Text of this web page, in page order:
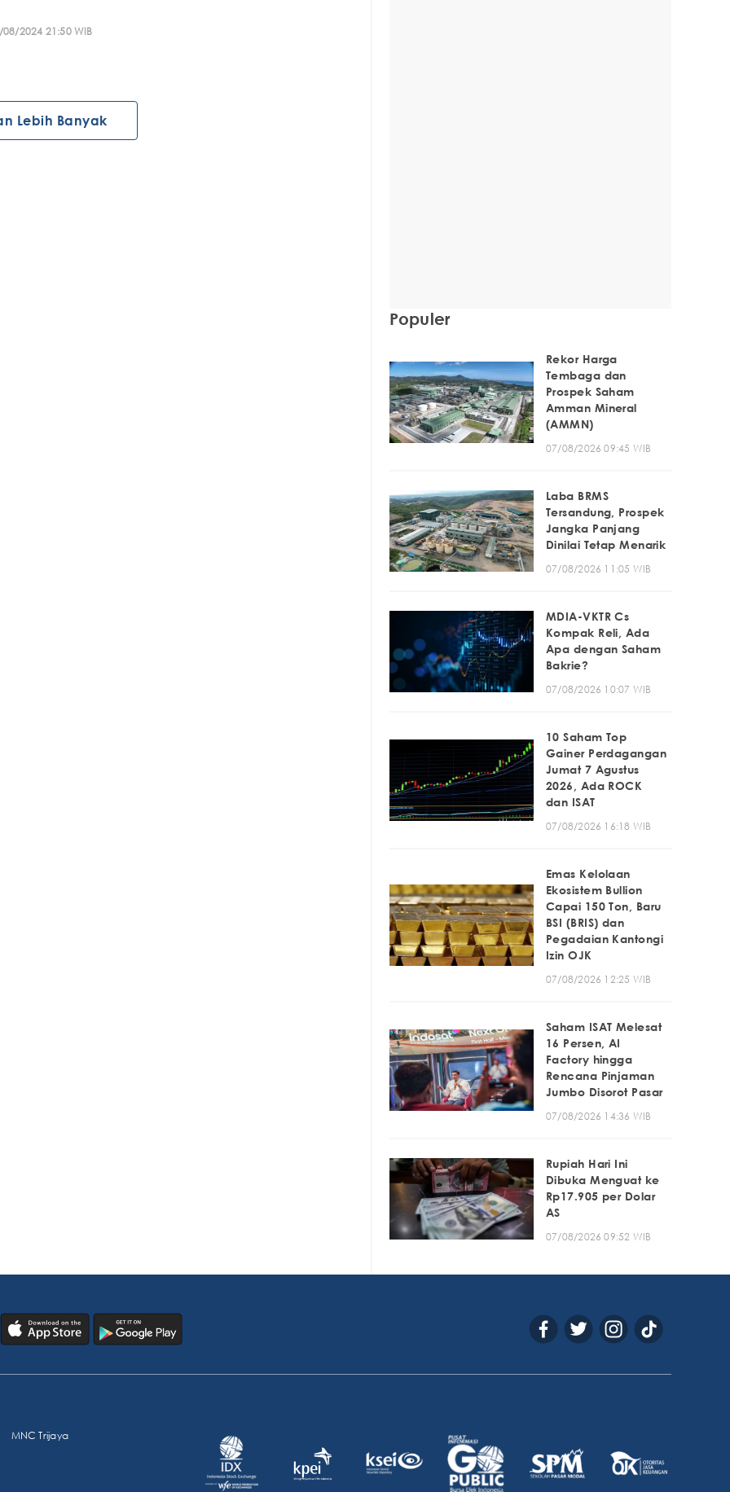
2024 21:50 WIB
Lebih Banyak
Populer
Rekor Harga
Tembaga dan
Prospek Saham
Amman Mineral
(AMMN)
07/08/2026 09:45 WIB
Laba BRMS
Tersandung, Prospek
Jangka Panjang
Dinilai Tetap Menarik
07/08/2026 11:05 WIB
MDIA-VKTR Cs
Kompak Reli, Ada
Apa dengan Saham
Bakrie?
07/08/2026 10:07 WIB
10 Saham Top
Gainer Perdagangan
Jumat 7 Agustus
2026, Ada ROCK
dan ISAT
07/08/2026 16:18 WIB
Emas Kelolaan
Ekosistem Bullion
Capai 150 Ton, Baru
BSI (BRIS) dan
Pegadaian Kantongi
Izin OJK
07/08/2026 12:25 WIB
Saham ISAT Melesat
16 Persen, AI
Factory hingga
Rencana Pinjaman
Jumbo Disorot Pasar
07/08/2026 14:36 WIB
Rupiah Hari Ini
Dibuka Menguat ke
Rp17.905 per Dolar
AS
07/08/2026 09:52 WIB
MNC Trijaya